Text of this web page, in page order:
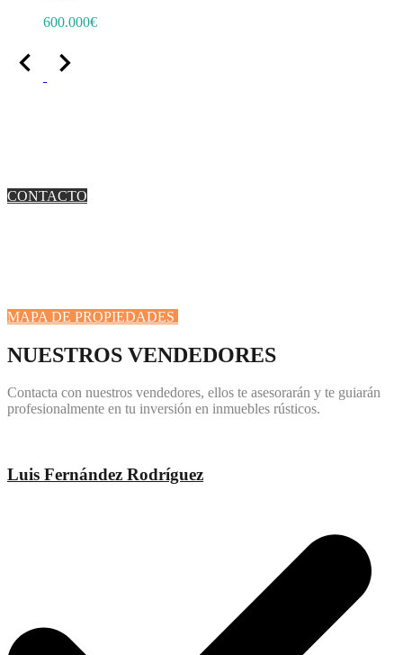
600.000€
CONTACTO
MAPA DE PROPIEDADES
NUESTROS VENDEDORES
Contacta con nuestros vendedores, ellos te asesorarán y te guiarán
profesionalmente en tu inversión en inmuebles rústicos.
Luis Fernández Rodríguez